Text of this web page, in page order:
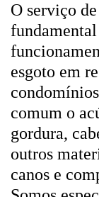
O serviço de
esgoto em
comum o
gordura,
outros
canos e